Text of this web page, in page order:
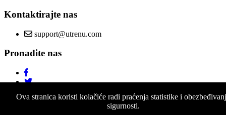
Kontaktirajte nas
support@utrenu.com
Pronađite nas
Ova stranica koristi kolačiće radi praćenja statistike i
sigurnosti.